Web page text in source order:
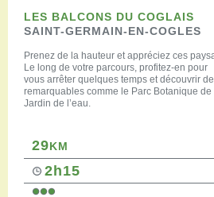
LES BALCONS DU COGLAIS
SAINT-GERMAIN-EN-COGLES
Prenez de la hauteur et appréciez ces
Le long de votre parcours, profitez-en pour
vous arrêter quelques temps et découvrir
remarquables comme le Parc Botanique
Jardin de l’eau.
29KM
2h15